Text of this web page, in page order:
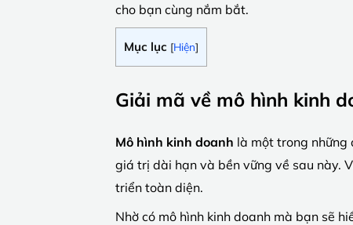
cho bạn cùng nắm bắt.
Mục lục [Hiện]
Giải mã về mô hình kinh
Mô hình kinh doanh là một trong những
giá trị dài hạn và bền vững về sau này.
triển toàn diện.
Nhờ có mô hình kinh doanh mà bạn sẽ